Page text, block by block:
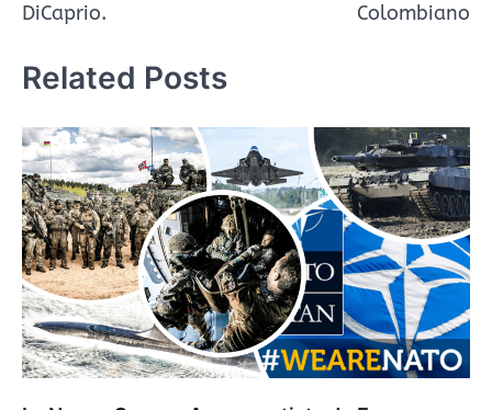
DiCaprio.
Colombiano
Related Posts